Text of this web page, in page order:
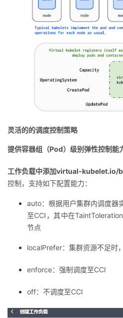
灵活的的调度控制策略
提供容器组（Pod）级别弹性控制能
工作负载中添加virtual-
控制，支持如下配置能力：
auto：根据用户集群内调度器
至CCI，其中在
节点
localPrefer：集群资源不足时
enforce：强制调度至CCI
off：不调度至CCI